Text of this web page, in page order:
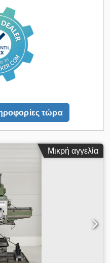
περ. 3,5 t
1,00 x 2,65 m - Αρ.
630 x 500 x 500
τώρα
Μικρή αγγελία